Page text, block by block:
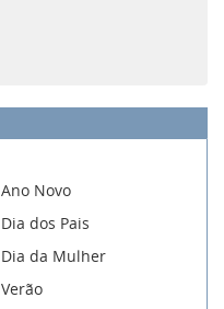
Ano Novo
Dia dos Pais
Dia da Mulher
Verão